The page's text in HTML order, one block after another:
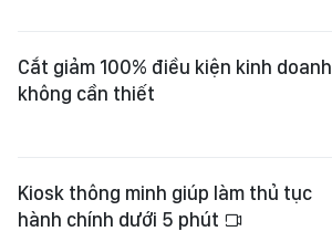
Cắt giảm 100% điều kiện kinh doanh
không cần thiết
Kiosk thông minh giúp làm thủ tục
hành chính dưới 5 phút